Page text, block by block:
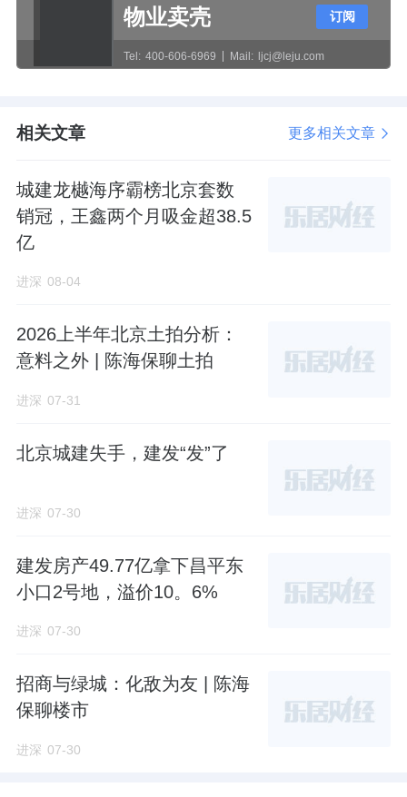
，以29亿元底价拿下了丰台岳各庄地块，
打造嘉棠璟樾。
嘉（昌平国资）牵起了小手，以28.09亿元底价
稳扎稳打的合作布局之外，齐占峰也有单枪匹
马硬刚的时候。
城建发展独自杀入朝阳，争抢太阳宫地块。虽
东边不亮西边亮。朝阳斗不过，齐占峰转头就
城建发展击败中海，斥资20.28亿元，抢到祈年
元/㎡，一举刷新了北京宅地单价纪录。
山黄庄村地块。
与拿地同一时间亮相的是项目案名：龙樾璟
物业卖壳
Tel: 400-606-6969 Mail: ljcj@leju.com
订阅
相关文章 更多相关文章
城建龙樾海序霸榜北京套数
销冠，王鑫两个月吸金超38.5
亿
进深 08-04
2026上半年北京土拍分析：
意料之外 | 陈海保聊土拍
进深 07-31
北京城建失手，建发“发”了
进深 07-30
建发房产49.77亿拿下昌平东
小口2号地，溢价10。6%
进深 07-30
招商与绿城：化敌为友 | 陈海
保聊楼市
进深 07-30